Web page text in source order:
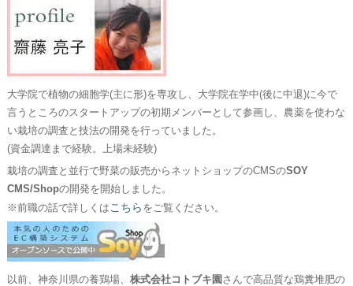
大学院で植物の細胞学(主に形)を専攻し、大学院在学中(後に中退)に今で
言うところのスタートアップの初期メンバーとして参画し、農薬を使わな
い栽培の調査と技法の開発を行っていました。
(資金調達まで経験。上場未経験)
栽培の調査と並行で野菜の販売からネットショップのCMSのSOY
CMS/Shopの開発を開始しました。
※前職の話で詳しくは こちら をご覧ください。
以前、神奈川県の養鶏場、 株式会社コトブキ園 さんで高品質な鶏糞堆肥の